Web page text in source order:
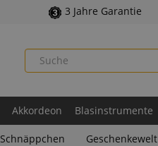
3 Jahre Garantie
Akkordeon Blasinstrumente
Schnäppchen Geschenkewelt